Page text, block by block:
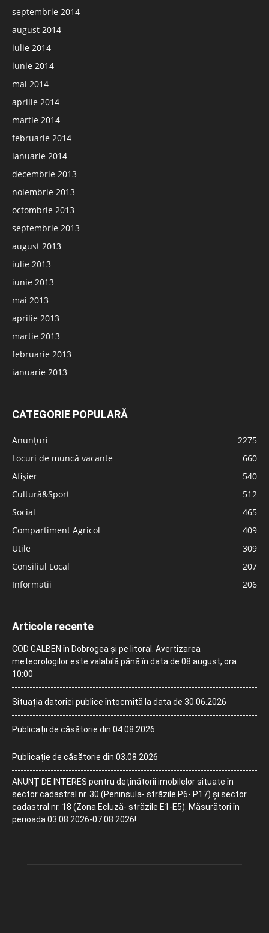
septembrie 2014
august 2014
iulie 2014
iunie 2014
mai 2014
aprilie 2014
martie 2014
februarie 2014
ianuarie 2014
decembrie 2013
noiembrie 2013
octombrie 2013
septembrie 2013
august 2013
iulie 2013
iunie 2013
mai 2013
aprilie 2013
martie 2013
februarie 2013
ianuarie 2013
CATEGORIE POPULARĂ
Anunțuri
2275
Locuri de muncă vacante
660
Afișier
540
Cultură&Sport
512
Social
465
Compartiment Agricol
409
Utile
309
Consiliul Local
207
Informatii
206
Articole recente
COD GALBEN în Dobrogea și pe litoral. Avertizarea
meteorologilor este valabilă până în data de 08 august, ora
10:00
Situația datoriei publice întocmită la data de 30.06.2026
Publicații de căsătorie din 04.08.2026
Publicație de căsătorie din 03.08.2026
ANUNȚ DE INTERES pentru deținătorii imobilelor situate în
sector cadastral nr. 30 (Peninsula- străzile P6- P17) și sector
cadastral nr. 18 (Zona Ecluză- străzile E1-E5). Măsurători în
perioada 03.08.2026-07.08.2026!